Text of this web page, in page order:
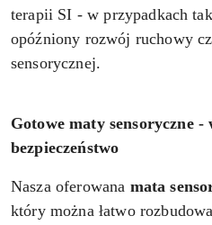
terapii SI - w przypadkach
opóźniony rozwój ruchowy
sensorycznej.
Gotowe maty sensoryczne -
bezpieczeństwo
Nasza oferowana mata
który można łatwo